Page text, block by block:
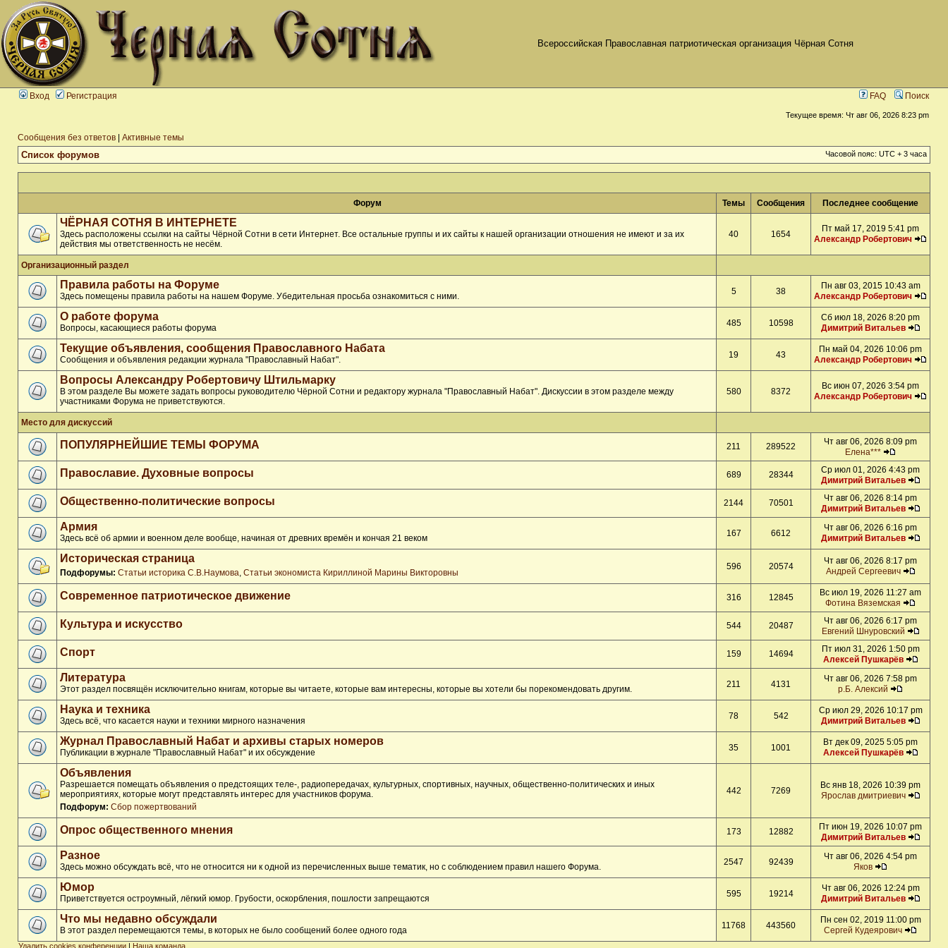
Всероссийская Православная патриотическая организация Чёрная Сотня
Вход Регистрация FAQ Поиск
Текущее время: Чт авг 06, 2026 8:23 pm
Сообщения без ответов Активные темы
Список форумов Часовой пояс: UTC + 3 часа
Форум Темы Сообщения Последнее сообщение
ЧЁРНАЯ СОТНЯ В ИНТЕРНЕТЕ
Здесь расположены ссылки на сайты Чёрной Сотни в сети Интернет. Все остальные группы и их сайты к нашей организации отношения не имеют и за их
действия мы ответственность не несём.
40 1654
Пт май 17, 2019 5:41 pm
Александр Робертович
Организационный раздел
Правила работы на Форуме
Здесь помещены правила работы на нашем Форуме. Убедительная просьба ознакомиться с ними. 5 38
Пн авг 03, 2015 10:43 am
Александр Робертович
О работе форума
Вопросы, касающиеся работы форума 485 10598
Сб июл 18, 2026 8:20 pm
Димитрий Витальев
Текущие объявления, сообщения Православного Набата
Сообщения и объявления редакции журнала "Православный Набат". 19 43
Пн май 04, 2026 10:06 pm
Александр Робертович
Вопросы Александру Робертовичу Штильмарку
В этом разделе Вы можете задать вопросы руководителю Чёрной Сотни и редактору журнала "Православный Набат". Дискуссии в этом разделе между
участниками Форума не приветствуются.
580 8372
Вс июн 07, 2026 3:54 pm
Александр Робертович
Место для дискуссий
ПОПУЛЯРНЕЙШИЕ ТЕМЫ ФОРУМА 211 289522
Чт авг 06, 2026 8:09 pm
Елена***
Православие. Духовные вопросы 689 28344
Ср июл 01, 2026 4:43 pm
Димитрий Витальев
Общественно-политические вопросы 2144 70501
Чт авг 06, 2026 8:14 pm
Димитрий Витальев
Армия
Здесь всё об армии и военном деле вообще, начиная от древних времён и кончая 21 веком 167 6612
Чт авг 06, 2026 6:16 pm
Димитрий Витальев
Историческая страница
Подфорумы: Статьи историка С.В.Наумова, Статьи экономиста Кириллиной Марины Викторовны
596 20574
Чт авг 06, 2026 8:17 pm
Андрей Сергеевич
Современное патриотическое движение 316 12845
Вс июл 19, 2026 11:27 am
Фотина Вяземская
Культура и искусство 544 20487
Чт авг 06, 2026 6:17 pm
Евгений Шнуровский
Спорт 159 14694
Пт июл 31, 2026 1:50 pm
Алексей Пушкарёв
Литература
Этот раздел посвящён исключительно книгам, которые вы читаете, которые вам интересны, которые вы хотели бы порекомендовать другим. 211 4131
Чт авг 06, 2026 7:58 pm
р.Б. Алексий
Наука и техника
Здесь всё, что касается науки и техники мирного назначения 78 542
Ср июл 29, 2026 10:17 pm
Димитрий Витальев
Журнал Православный Набат и архивы старых номеров
Публикации в журнале "Православный Набат" и их обсуждение 35 1001
Вт дек 09, 2025 5:05 pm
Алексей Пушкарёв
Объявления
Разрешается помещать объявления о предстоящих теле-, радиопередачах, культурных, спортивных, научных, общественно-политических и иных
мероприятиях, которые могут представлять интерес для участников форума.
Подфорум: Сбор пожертвований
442 7269
Вс янв 18, 2026 10:39 pm
Ярослав дмитриевич
Опрос общественного мнения 173 12882
Пт июн 19, 2026 10:07 pm
Димитрий Витальев
Разное
Здесь можно обсуждать всё, что не относится ни к одной из перечисленных выше тематик, но с соблюдением правил нашего Форума. 2547 92439
Чт авг 06, 2026 4:54 pm
Яков
Юмор
Приветствуется остроумный, лёгкий юмор. Грубости, оскорбления, пошлости запрещаются 595 19214
Чт авг 06, 2026 12:24 pm
Димитрий Витальев
Что мы недавно обсуждали
В этот раздел перемещаются темы, в которых не было сообщений более одного года 11768 443560
Пн сен 02, 2019 11:00 pm
Сергей Кудеярович
Удалить cookies конференции | Наша команда